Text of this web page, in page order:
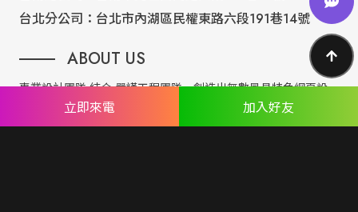
台北分公司： 台北市內湖區民權東路六段191巷14號
ABOUT US
專業設計團隊 結合 嚴謹工程團隊，創造出無數最具特色網頁設
計，不管是時尚美感或是網站最新特效技術，我們仍不斷學習推
出最創新的網頁設計。
立即來電 加入好友